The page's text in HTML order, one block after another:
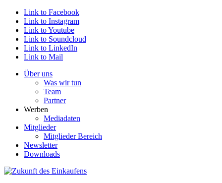
Link to Facebook
Link to Instagram
Link to Youtube
Link to Soundcloud
Link to LinkedIn
Link to Mail
Über uns
Was wir tun
Team
Partner
Werben
Mediadaten
Mitglieder
Mitglieder Bereich
Newsletter
Downloads